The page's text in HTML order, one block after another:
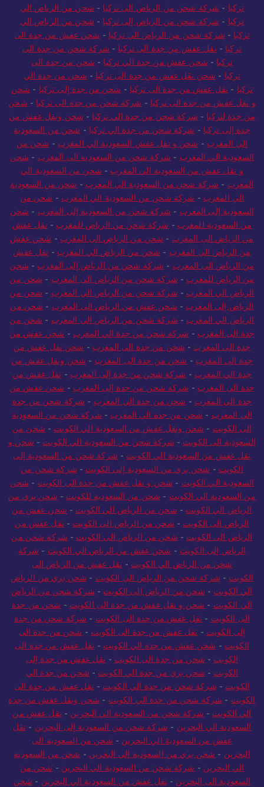
تركيا - شركة شحن من الرياض الى تركيا - شحن من الرياض الى
تركيا - شركة شحن من الرياض الى تركيا - شحن من الرياض الي
تركيا -شركة شحن من الرياض إلى تركيا -شحن من الرياض الي
تركيا- شركة شحن من الرياض الي تركيا- شحن عفش من جدة الى
تركيا- نقل عفش من جدة الى تركيا-شركة شحن من جدة الى
تركيا -شحن عفش من جدة الي تركيا- شحن من جدة الى
تركيا- شحن نقل عفش من جدة الى تركيا - شحن من جدة الي
تركيا
-نقل عفش من جدة الى تركيا- شحن من جدة إلى تركيا- شحن
و نقل عفش من جدة الى تركيا- شركة شحن من جدة الى تركيا-شحن
من جدة لتركيا- شركة شحن من جدة الي تركيا- شحن ونقل عفش من
جدة إلى تركيا-شركة شحن من جدة الي تركيا -شحن من السعودية
الي المغرب
-شحن و نقل عفش السعودية الي المغرب-شحن من
السعودية الي المغرب-شركة شحن من السعودية الى المغرب-شحن
و نقل عفش من السعودية الي المغرب-شحن من السعودية الي
المغرب-شركة شحن من السعودية الي المغرب-شحن من السعودية
الي المغرب-شركة شحن من السعودية الي المغرب-شحن من
السعودية إلى المغرب - شركة شحن من السعودية إلى المغرب -شحن
من السعودية للمغرب - شركة شحن من الرياض للمغرب-نقل عفش
من الرياض الى المغرب -شحن من الرياض الى المغرب - شحن عفش
من الرياض الي المغرب-شحن من الرياض الي المغرب- نقل عفش
من الرياض الى المغرب-شركة شحن من الرياض إلى المغرب-شحن
من الرياض للمغرب - شركة شحن من الرياض الى المغرب - شحن من
الرياض الي المغرب- شركة شحن من الرياض الي المغرب - شحن من
الرياض إلى المغرب -شحن عفش من الرياض الى المغرب - شحن من
الرياض الي المغرب- شركة شحن من الرياض الي المغرب- شحن من
جدة الى المغرب -شركة شحن من جدة الي المغرب- شحن عفش من
جدة الى المغرب -شحن من جدة الى المغرب -شحن نقل عفش من
جدة الى المغرب- شحن من جدة الى المغرب-شحن ونقل عفش من
جدة الي المغرب-شركة شحن من جدة إلى المغرب-نقل عفش من
جدة الى المغرب - شركة شحن من جدة إلى المغرب- شحن عفش من
جدة الي المغرب- شحن من جدة الي المغرب -شركة شحن من جدة
الي المغرب -شحن من جدة الي المغرب-شركة شحن من السعودية
الى الكويت
-شحن ونقل عفش من السعودية الي الكويت-شحن من
السعودية الى الكويت-شركة شحن من السعودية الي الكويت -شحن و
نقل عفش من السعودية الي الكويت -شركة شحن من السعودية إلى
الكويت- شحن بري من السعودية إلى الكويت- شركة شحن من
السعودية الي الكويت-شحن و نقل عفش من جدة الى الكويت - شحن
من السعودية الي الكويت-شحن من السعودية للكويت-شحن بري من
الرياض الي الكويت- شحن من الرياض الي الكويت- شحن عفش من
الرياض الى الكويت-شحن من الرياض الى الكويت-نقل عفش من
الرياض الى الكويت- شحن من الرياض الى الكويت -شركة شحن من
الرياض إلى الكويت- شحن عفش من الرياض الي الكويت -شركة
شحن من الرياض الي الكويت-
نقل عفش من الرياض الى
الكويت-شركة شحن من الرياض الي الكويت - شحن بري من الرياض
الي الكويت - شحن من الرياض الى الكويت-
شركة شحن من الرياض
الي الكويت- شحن و نقل عفش من جدة الى الكويت-شحن من جدة
الى الكويت-نقل عفش من جدة الى الكويت-شركة شحن من جدة
إلى الكويت- نقل عفش من جدة الى الكويت-
شحن من جدة الى
الكويت-شحن عفش من جدة الي الكويت-
نقل عفش من جدة الى
الكويت - شحن من جدة الى الكويت-نقل عفش من جدة إلى
الكويت- شحن بري من جدة الي الكويت-شحن من جدة الي
الكويت-شركة شحن من جدة الي الكويت -نقل عفش من جدة الى
الكويت-شركة شحن من جدة الي الكويت-
شحن ونقل عفش من جدة
الي الكويت- شركة شحن من السعودية الي البحرين-
نقل عفش من
السعودية الي البحرين-شركة شحن من السعودية إلى البحرين
عفش من السعودية الي البحرين
-شحن من السعودية الى
البحرين-شحن بري من السعودية الي البحرين -شحن من السعودية
الي البحرين
-شركة شحن من السعودية الي البحرين-شحن من